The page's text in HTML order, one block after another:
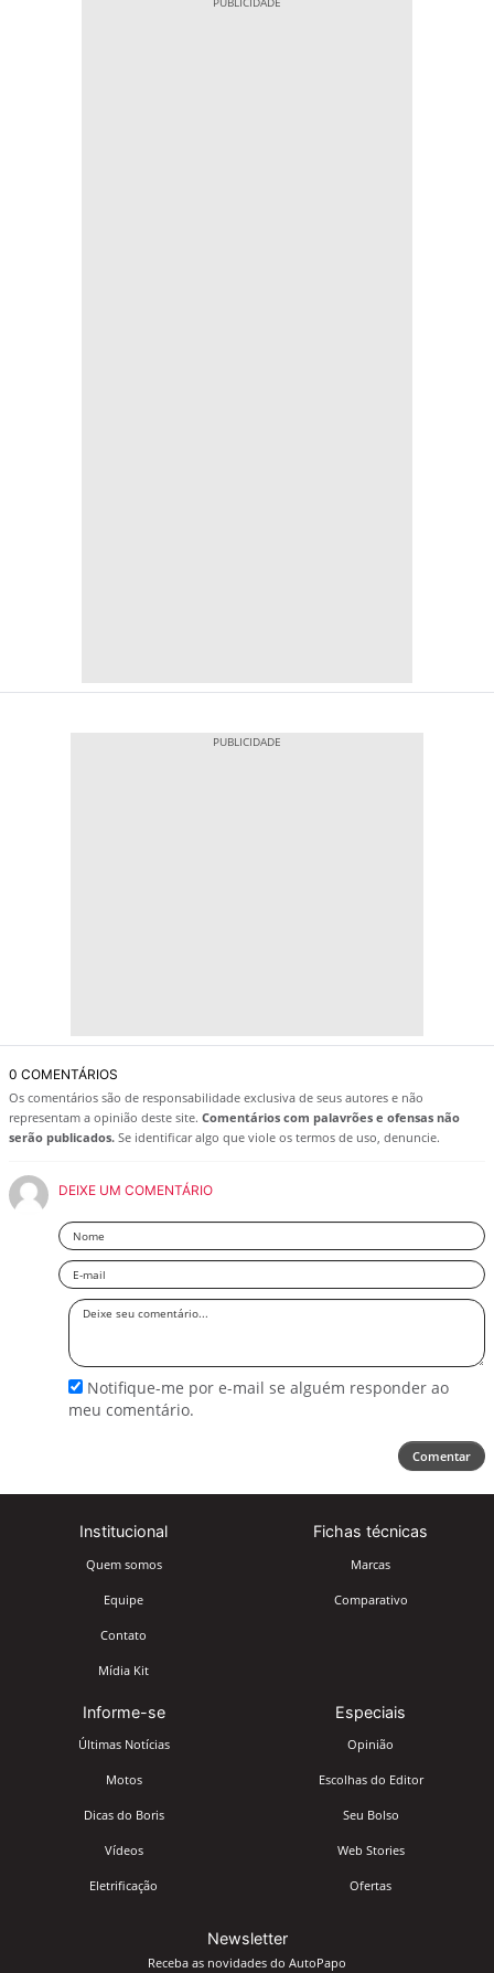
0 COMENTÁRIOS
Os comentários são de responsabilidade exclusiva de seus autores e não
representam a opinião deste site. Comentários com palavrões e ofensas não
serão publicados. Se identificar algo que viole os termos de uso, denuncie.
DEIXE UM COMENTÁRIO
Nome
Email
Deixe
Notifique-me por e-mail se alguém responder ao
meu comentário.
Comentar
Institucional
Quem somos
Equipe
Contato
Mídia Kit
Fichas técnicas
Marcas
Comparativo
Informe-se
Últimas Notícias
Motos
Dicas do Boris
Vídeos
Eletrificação
Especiais
Opinião
Escolhas do Editor
Seu Bolso
Web Stories
Ofertas
Newsletter
Receba as novidades do AutoPapo